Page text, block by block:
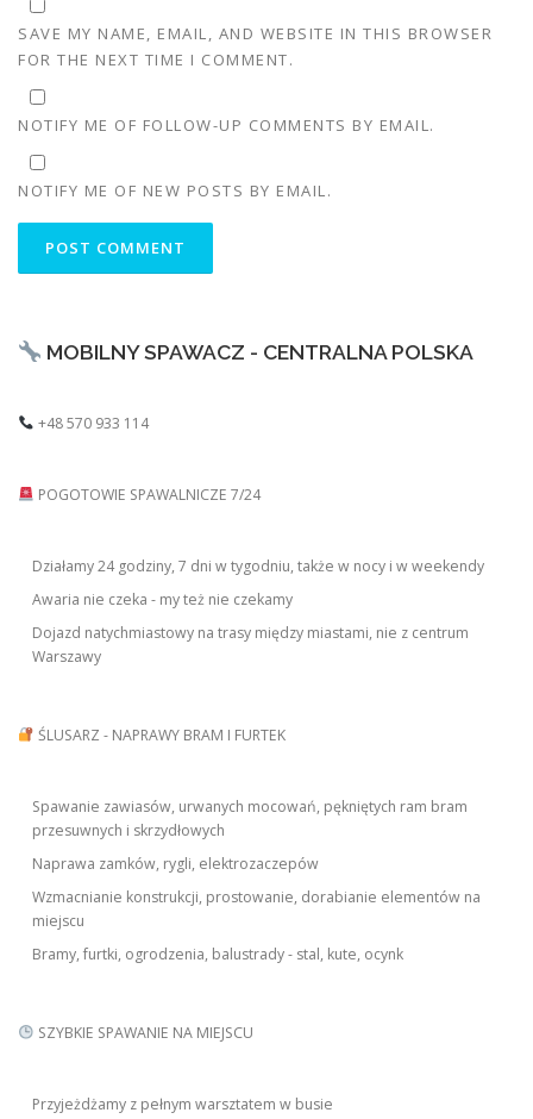
SAVE MY NAME, EMAIL, AND WEBSITE IN THIS BROWSER
FOR THE NEXT TIME I COMMENT.
NOTIFY ME OF FOLLOW-UP COMMENTS BY EMAIL.
NOTIFY ME OF NEW POSTS BY EMAIL.
MOBILNY SPAWACZ - CENTRALNA POLSKA
+48 570 933 114
POGOTOWIE SPAWALNICZE 7/24
Działamy 24 godziny, 7 dni w tygodniu, także w nocy i w weekendy
Awaria nie czeka - my też nie czekamy
Dojazd natychmiastowy na trasy między miastami, nie z centrum
Warszawy
ŚLUSARZ - NAPRAWY BRAM I FURTEK
Spawanie zawiasów, urwanych mocowań, pękniętych ram bram
przesuwnych i skrzydłowych
Naprawa zamków, rygli, elektrozaczepów
Wzmacnianie konstrukcji, prostowanie, dorabianie elementów na
miejscu
Bramy, furtki, ogrodzenia, balustrady - stal, kute, ocynk
SZYBKIE SPAWANIE NA MIEJSCU
Przyjeżdżamy z pełnym warsztatem w busie